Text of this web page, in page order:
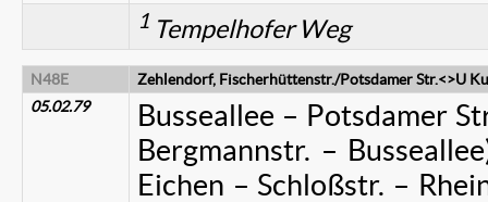
1 Tempelhofer Weg
N48E
Zehlendorf, Fischerhüttenstr./Potsdamer Str.<>U
05.02.79
Busseallee – Potsdamer
Bergmannstr. –
Eichen – Schloßstr. –